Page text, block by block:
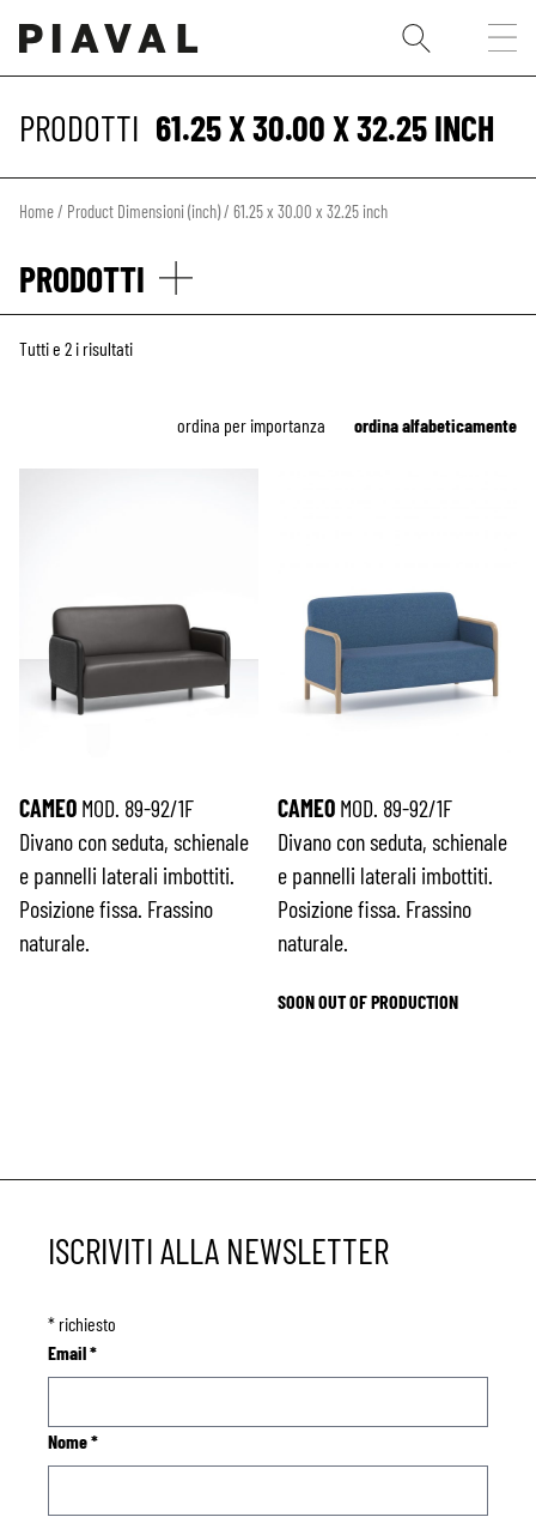
PRODOTTI 61.25 X 30.00 X 32.25 INCH
Home/ Product Dimensioni (inch) / 61.25 x 30.00 x 32.25 inch
PRODOTTI
Tutti e 2 i risultati
ordina alfabeticamente
ordina per importanza
CAMEO MOD. 89-92/1F
Divano con seduta, schienale
e pannelli laterali imbottiti.
Posizione fissa. Frassino
naturale.
CAMEO MOD. 89-92/1F
Divano con seduta, schienale
e pannelli laterali imbottiti.
Posizione fissa. Frassino
naturale.
SOON OUT OF PRODUCTION
ISCRIVITI ALLA NEWSLETTER
* richiesto
Email*
Nome*